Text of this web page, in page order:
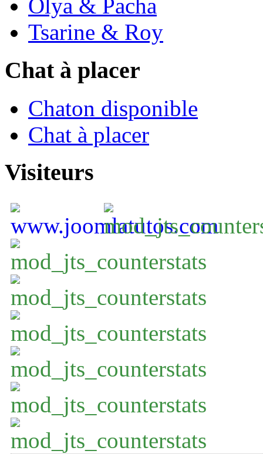
Olya & Pacha
Tsarine & Roy
Chat à placer
Chaton disponible
Chat à placer
Visiteurs